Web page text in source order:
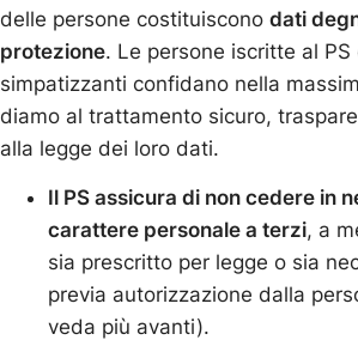
delle persone costituiscono dati
protezione. Le persone iscritte al PS
simpatizzanti confidano nella
diamo al trattamento sicuro,
alla legge dei loro dati.
Il PS assicura di non cedere in
carattere personale a terzi, a
sia prescritto per legge o sia
previa autorizzazione dalla
veda più avanti).